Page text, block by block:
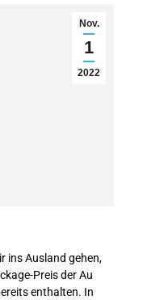
Nov.
1
2022
ins Ausland gehen,
Preis der Au
enthalten. In